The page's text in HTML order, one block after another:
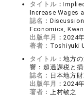
タイトル：
Increase Wages
誌名：
Economics,
出版年月：2024
著者： Toshiyuki
タイトル：地方
響：超過課税と損
誌名： 日本地方
出版年月：2024
著者： 上村敏之